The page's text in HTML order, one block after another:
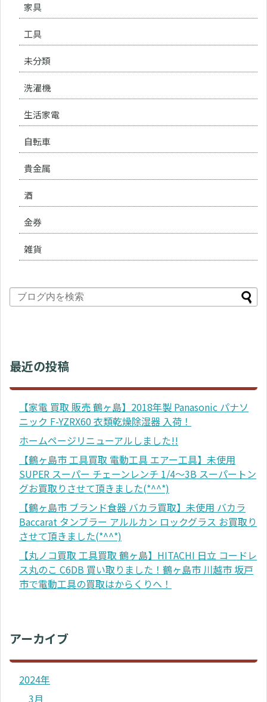
家具
工具
未分類
洗濯機
生活家電
自転車
貴金属
酒
金券
雑貨
最近の投稿
【家電 買取 販売 鶴ヶ島】2018年製 Panasonic パナソ
ニック F-YZRX60 衣類乾燥除湿器 入荷！
ホームページリニューアルしました!!
【鶴ヶ島市 工具買取 電動工具 エアー工具】未使用
SUPER スーパー チェーンレンチ 1/4～3B スーパートン
グお買取りさせて頂きました(*^^*)
【鶴ヶ島市 ブランド食器 バカラ買取】未使用 バカラ
Baccarat タンブラー アルルカン ロックグラス お買取り
させて頂きました(*^^*)
【丸ノコ買取 工具買取 鶴ヶ島】HITACHI 日立 コードレ
ス丸のこ C6DB 買い取りました！鶴ヶ島市 川越市 坂戸
市で電動工具の買取はからくりへ！
アーカイブ
2024年
3月